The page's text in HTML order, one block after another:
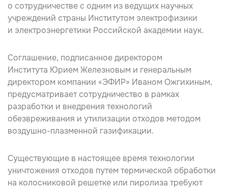
о сотрудничестве с одним из ведущих научных
учреждений страны Институтом электрофизики
и электроэнергетики Российской академии наук.
Соглашение, подписанное директором
Института Юрием Железновым и генеральным
директором компании «ЭФИР» Иваном Ожгихиным,
предусматривает сотрудничество в рамках
разработки и внедрения технологий
обезвреживания и утилизации отходов методом
воздушно-плазменной газификации.
Существующие в настоящее время технологии
уничтожения отходов путем термической обработки
на колосниковой решетке или пиролиза требуют